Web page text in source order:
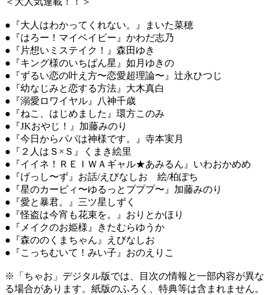
●『大人はわかってくれない。』まいた菜穂
●『はろー！マイベイビー』かわだ志乃
●『片想いミステイク！』森田ゆき
●『キング様のいちばん星』如月ゆきの
●『ずるい恋の叶え方〜恋愛超理論〜』辻永ひつじ
●『幼なじみと恋する方法』大木真白
●『溺愛ロワイヤル』八神千歳
●『ねこ、はじめました』環方このみ
●『JKおやじ！』加藤みのり
●『今日からパパは神様です。』寺本実月
●『２人はＳ×Ｓ』くまき絵里
●『イイネ！ＲＥＩＷＡギャル★あみるん』いわおかめめ
●『げっし〜ず』お話/えびなしお 絵/柏ぽち
●『星のカービィ〜ゆるっとプププ〜』加藤みのり
●『愛と暴君。』三ツ星しずく
●『怪盗は今宵も花束を。』おりとかほり
●『メイクのお姫様』きたむらゆうか
●『森ののくまちゃん』えびなしお
●『こっちむいて！みい子』おのえりこ
※「ちゃお」デジタル版では、目次の情報と一部内容が異な
る場合があります。紙版のふろく、特典等は含まれません。